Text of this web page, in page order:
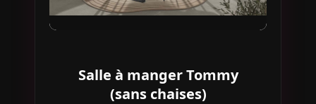
Salle à manger Tommy
(sans chaises)